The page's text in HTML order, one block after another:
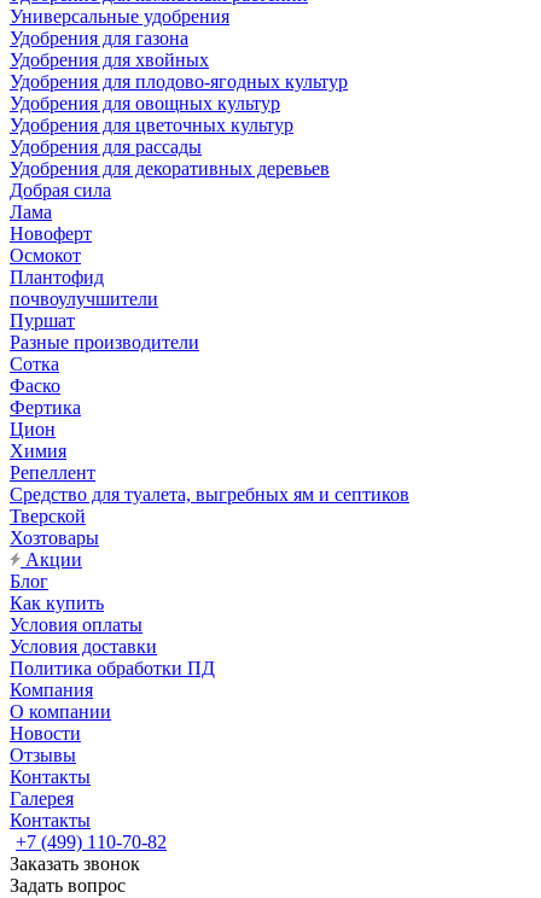
Универсальные удобрения
Удобрения для газона
Удобрения для хвойных
Удобрения для плодово-ягодных культур
Удобрения для овощных культур
Удобрения для цветочных культур
Удобрения для рассады
Удобрения для декоративных деревьев
Добрая сила
Лама
Новоферт
Осмокот
Плантофид
почвоулучшители
Пуршат
Разные производители
Сотка
Фаско
Фертика
Цион
Химия
Репеллент
Средство для туалета, выгребных ям и септиков
Тверской
Хозтовары
Акции
Блог
Как купить
Условия оплаты
Условия доставки
Политика обработки ПД
Компания
О компании
Новости
Отзывы
Контакты
Галерея
Контакты
+7 (499) 110-70-82
Заказать звонок
Задать вопрос